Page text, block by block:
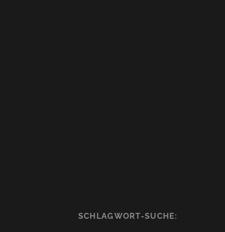
SCHLAGWORT-SUCHE: